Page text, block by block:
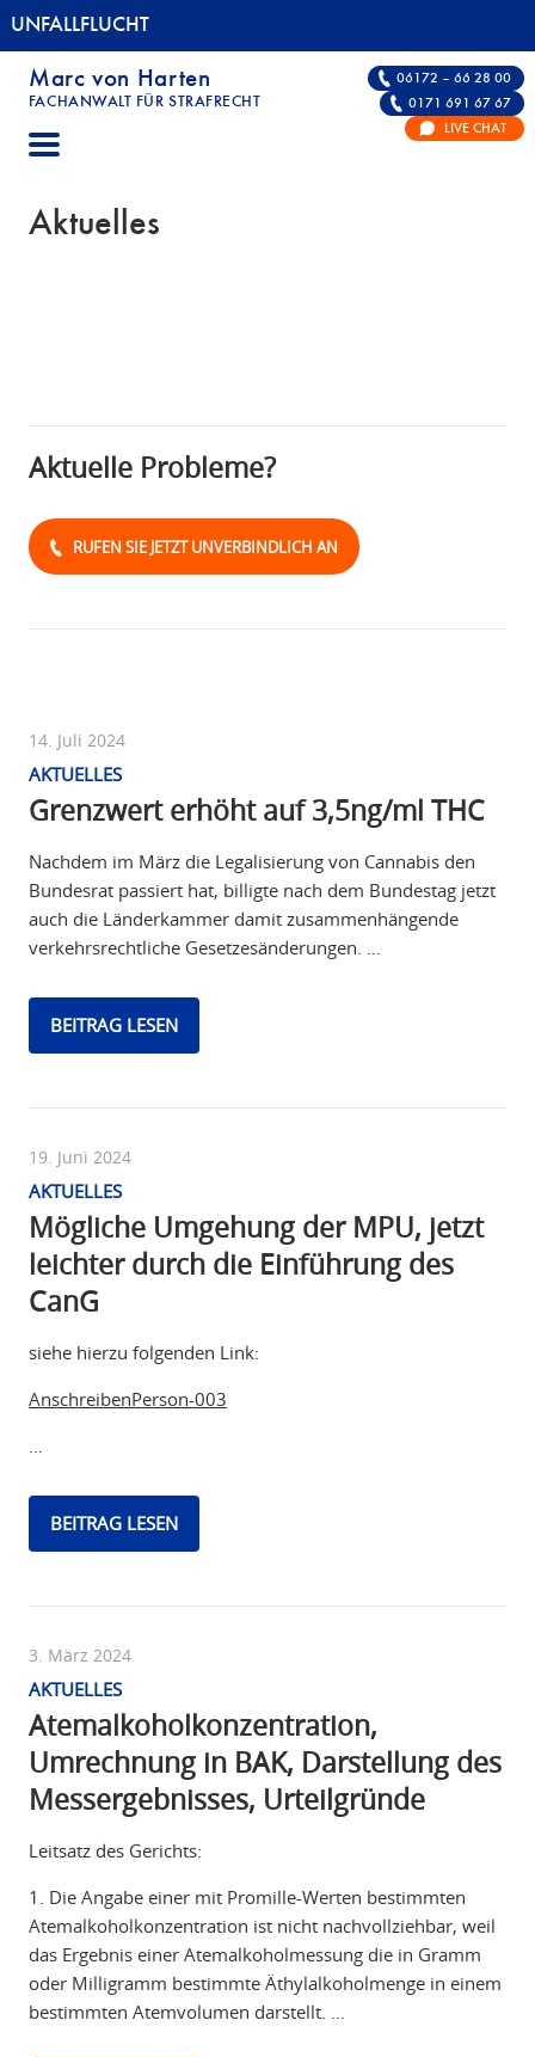
UNFALLFLUCHT
Marc von Harten
FACHANWALT FÜR STRAFRECHT
UNFALLFLUCHT | FACHANWALT FÜR
06172 – 66 28 00
0171 691 67 67
LIVE CHAT
Aktuelles
Aktuelle Probleme?
RUFEN SIE JETZT UNVERBINDLICH AN
14. Juli 2024
AKTUELLES
Grenzwert erhöht auf 3,5ng/ml THC
Nachdem im März die Legalisierung von Cannabis den
Bundesrat passiert hat, billigte nach dem Bundestag jetzt
auch die Länderkammer damit zusammenhängende
verkehrsrechtliche Gesetzesänderungen. …
BEITRAG LESEN
19. Juni 2024
AKTUELLES
Mögliche Umgehung der MPU, jetzt
leichter durch die Einführung des
CanG
siehe hierzu folgenden Link:
AnschreibenPerson-003
…
BEITRAG LESEN
3. März 2024
AKTUELLES
Atemalkoholkonzentration,
Umrechnung in BAK, Darstellung des
Messergebnisses, Urteilgründe
Leitsatz des Gerichts:
1. Die Angabe einer mit Promille-Werten bestimmten
Atemalkoholkonzentration ist nicht nachvollziehbar, weil
das Ergebnis einer Atemalkoholmessung die in Gramm
oder Milligramm bestimmte Äthylalkoholmenge in einem
bestimmten Atemvolumen darstellt. …